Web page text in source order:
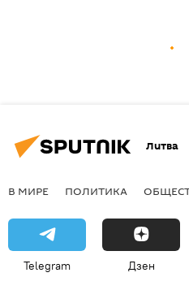
Литва
В МИРЕ ПОЛИТИКА
Telegram Дзен